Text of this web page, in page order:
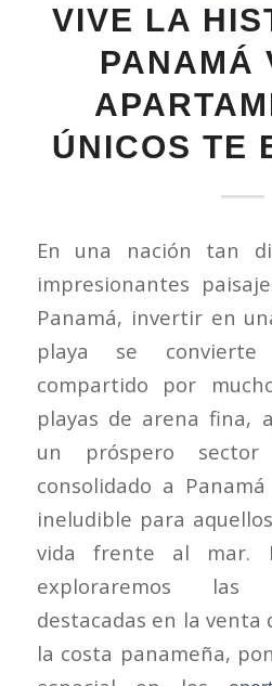
VIVE LA
PANAMÁ
ÚNICOS TE
En una nación tan
impresionantes
Panamá, invertir en
playa se
compartido por
playas de arena fina,
un próspero
consolidado a
ineludible para
vida frente al mar.
exploraremos las
destacadas en la venta
la costa panameña,